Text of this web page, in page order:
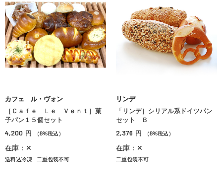
カフェ ル・ヴォン
［Ｃａｆｅ Ｌｅ Ｖｅｎｔ］菓
子パン１５個セット
4,200 円 （8%税込）
在庫：✕
送料込冷凍 二重包装不可
リンデ
「リンデ］シリアル系ドイツパン
セット Ｂ
2,376 円 （8%税込）
在庫：✕
二重包装不可